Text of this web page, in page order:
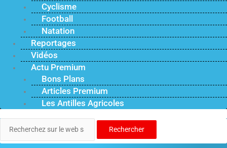
Cyclisme
Football
Natation
Reportages
Vidéos
Actu Premium
Bons Plans
Articles Premium
Les Antilles Agricoles
Rechercher